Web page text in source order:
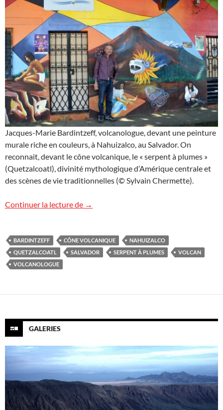
Jacques-Marie Bardintzeff, volcanologue, devant une peinture
murale riche en couleurs, à Nahuizalco, au Salvador. On
reconnait, devant le cône volcanique, le « serpent à plumes »
(Quetzalcoatl), divinité mythologique d’Amérique centrale et
des scènes de vie traditionnelles (© Sylvain Chermette).
Continuer la lecture de Nahuizalco, Salvador
→
BARDINTZEFF CÔNE VOLCANIQUE
NAHUIZALCO
QUETZALCOATL
SALVADOR SERPENT À PLUMES
VOLCAN
VOLCANOLOGUE
GALERIES